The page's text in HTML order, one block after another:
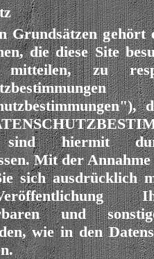
Grundsätzen gehört
die diese Site
mitteilen, zu
sind hiermit
Mit der
sich ausdrücklich
und
wie in den